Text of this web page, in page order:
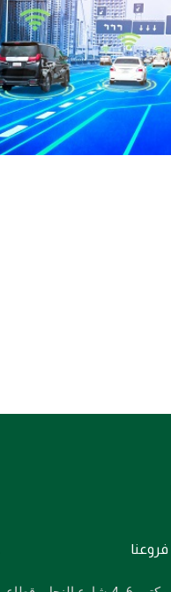
فروعنا